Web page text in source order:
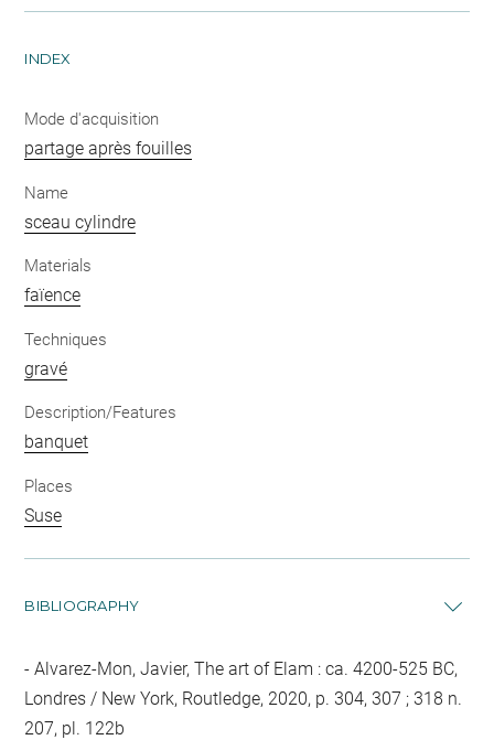
INDEX
Mode d'acquisition
partage après fouilles
Name
sceau cylindre
Materials
faïence
Techniques
gravé
Description/Features
banquet
Places
Suse
BIBLIOGRAPHY
Alvarez-Mon, Javier, The art of Elam : ca. 4200-525 BC,
Londres / New York, Routledge, 2020, p. 304, 307 ; 318 n.
207, pl. 122b